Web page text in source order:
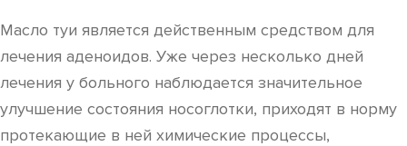
Масло туи является действенным средством для
лечения аденоидов. Уже через несколько дней
лечения у больного наблюдается значительное
улучшение состояния носоглотки, приходят в норму
протекающие в ней химические процессы,